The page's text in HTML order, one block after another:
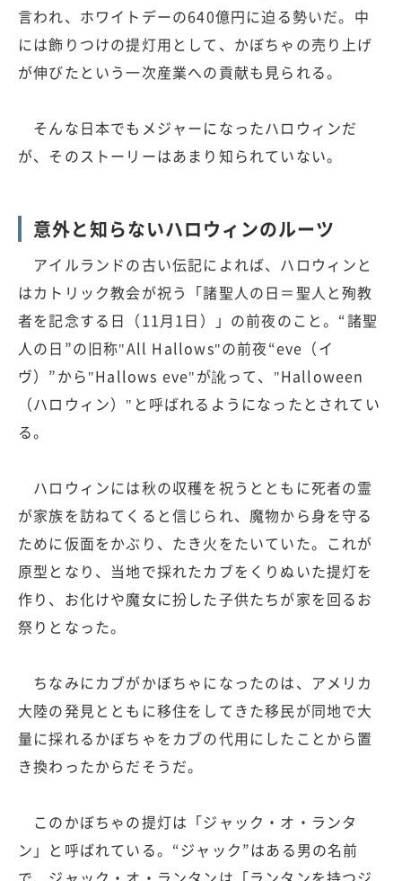
言われ、ホワイトデーの640億円に迫る勢いだ。中
には飾りつけの提灯用として、かぼちゃの売り上げ
が伸びたという一次産業への貢献も見られる。
そんな日本でもメジャーになったハロウィンだ
が、そのストーリーはあまり知られていない。
意外と知らないハロウィンのルーツ
アイルランドの古い伝記によれば、ハロウィンと
はカトリック教会が祝う「諸聖人の日＝聖人と殉教
者を記念する日（11月1日）」の前夜のこと。“諸聖
人の日”の旧称"All Hallows"の前夜“eve（イ
ヴ）”から"Hallows eve"が訛って、"Halloween
（ハロウィン）"と呼ばれるようになったとされてい
る。
ハロウィンには秋の収穫を祝うとともに死者の霊
が家族を訪ねてくると信じられ、魔物から身を守る
ために仮面をかぶり、たき火をたいていた。これが
原型となり、当地で採れたカブをくりぬいた提灯を
作り、お化けや魔女に扮した子供たちが家を回るお
祭りとなった。
ちなみにカブがかぼちゃになったのは、アメリカ
大陸の発見とともに移住をしてきた移民が同地で大
量に採れるかぼちゃをカブの代用にしたことから置
き換わったからだそうだ。
このかぼちゃの提灯は「ジャック・オ・ランタ
ン」と呼ばれている。“ジャック”はある男の名前